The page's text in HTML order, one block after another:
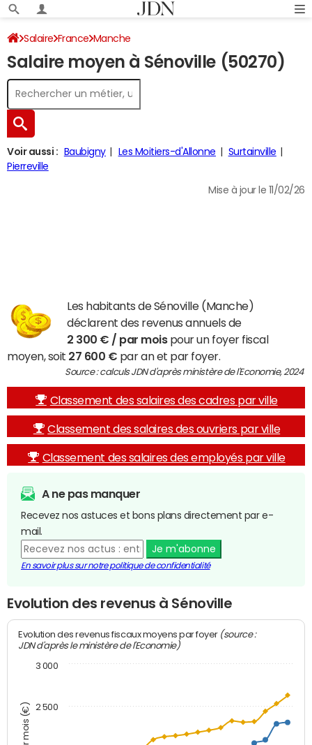
Salaire France Manche
Salaire moyen à Sénoville (50270)
Voir aussi : Baubigny Les Moitiers-d'Allonne
Surtainville
Pierreville
Mise à jour le 11/02/26
Les habitants de Sénoville (Manche)
déclarent des revenus annuels de
2 300 € / par moispour un foyer fiscal
moyen, soit 27 600 € par an et par foyer.
Source : calculs JDN d'après ministère de l'Economie, 2024
Classement des salaires des cadres par ville
Classement des salaires des ouvriers par ville
Classement des salaires des employés par ville
A ne pas manquer
Recevez nos astuces et bons plans directement par e-
mail.
Je m'abonne
En savoir plus sur notre politique de confidentialité
Evolution des revenus à Sénoville
Evolution des revenus fiscaux moyens par foyer (source :
JDN d'après le ministère de l'Economie)
2 500
3 000